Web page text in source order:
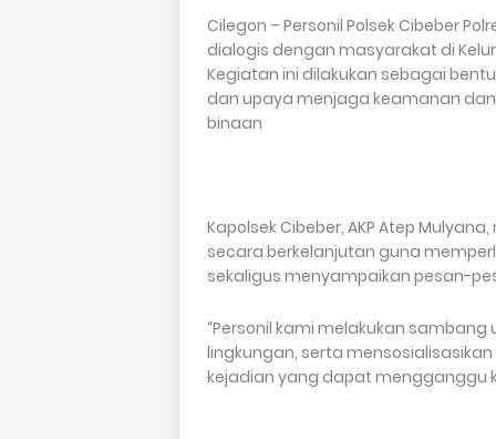
Cilegon – Personil Polsek Cibeber
dialogis dengan masyarakat di
Kegiatan ini dilakukan sebagai
dan upaya menjaga keamanan
binaan
Kapolsek Cibeber, AKP Atep
secara berkelanjutan guna
sekaligus menyampaikan pesan-
“Personil kami melakukan
lingkungan, serta
kejadian yang dapat mengganggu